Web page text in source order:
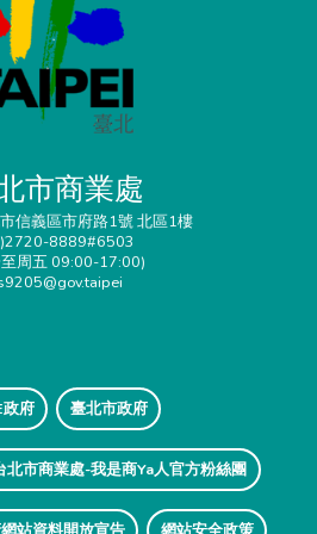
市商業處
信義區市府路1號 北區1樓
8889#6503
周五 09:00-17:00)
政府 臺北市政府
北市商業處-我是商Ya人官方粉絲團